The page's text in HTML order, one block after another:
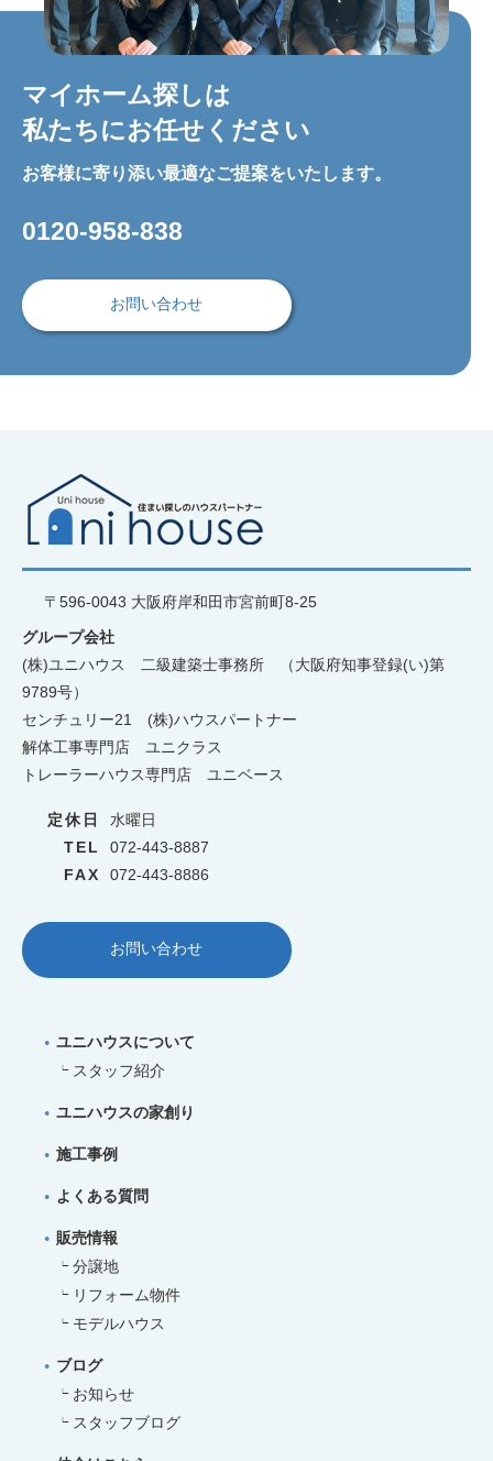
マイホーム探しは
私たちにお任せください
お客様に寄り添い最適なご提案をいたします。
0120-958-838
お問い合わせ
〒596-0043 大阪府岸和田市宮前町8-25
グループ会社
(株)ユニハウス 二級建築士事務所 （大阪府知事登録(い)第
9789号）
センチュリー21 (株)ハウスパートナー
解体工事専門店 ユニクラス
トレーラーハウス専門店 ユニベース
定休日
水曜日
TEL
072-443-8887
FAX
072-443-8886
お問い合わせ
ユニハウスについて
スタッフ紹介
ユニハウスの家創り
施工事例
よくある質問
販売情報
分譲地
リフォーム物件
モデルハウス
ブログ
お知らせ
スタッフブログ